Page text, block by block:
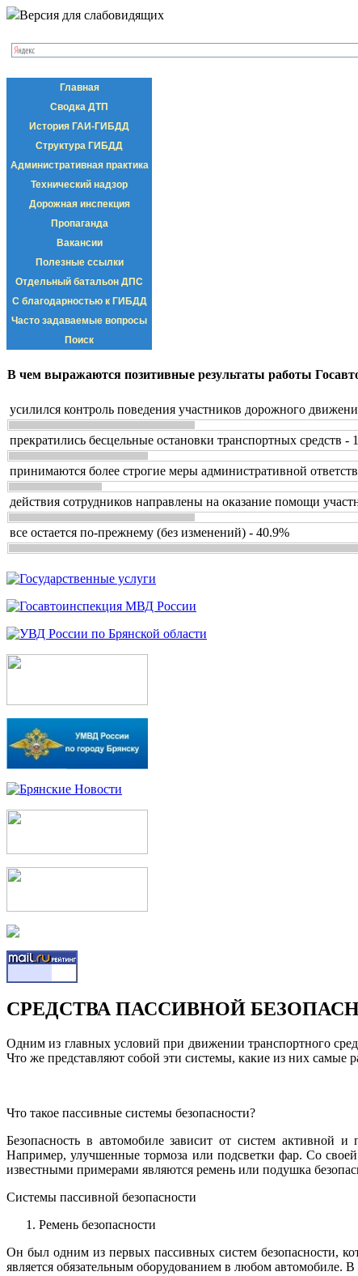
Версия для слабовидящих
Главная
Сводка ДТП
История ГАИ-ГИБДД
Структура ГИБДД
Административная практика
Технический надзор
Дорожная инспекция
Пропаганда
Вакансии
Полезные ссылки
Отдельный батальон ДПС
С благодарностью к ГИБДД
Часто задаваемые вопросы
Поиск
В чем выражаются позитивные результаты работы
усилился контроль поведения участников дорожного
прекратились бесцельные остановки транспортных средств -
принимаются более строгие меры административной
действия сотрудников направлены на оказание помощи
все остается по-прежнему (без изменений) - 40.9%
СРЕДСТВА ПАССИВНОЙ
Одним из главных условий при движении транспортного
Что же представляют собой эти системы, какие из них самые
Что такое пассивные системы безопасности?
Безопасность в автомобиле зависит от систем активной
Например, улучшенные тормоза или подсветки фар. Со
известными примерами являются ремень или подушка
Системы пассивной безопасности
Ремень безопасности
Он был одним из первых пассивных систем безопасности,
является обязательным оборудованием в любом автомобиле.